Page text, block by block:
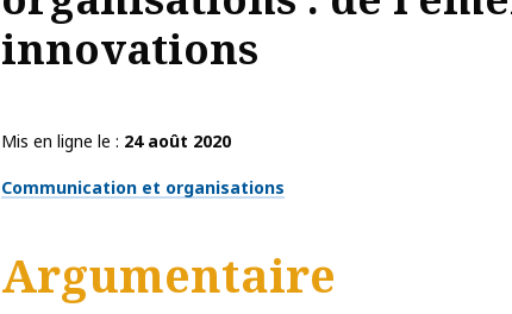
innovations
Mis en ligne le
24 août 2020
Thématiques
Communication et organisations
Argumentaire